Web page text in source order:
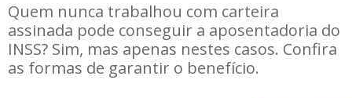
Quem nunca trabalhou com carteira
assinada pode conseguir a aposentadoria do
INSS? Sim, mas apenas nestes casos. Confira
as formas de garantir o benefício.